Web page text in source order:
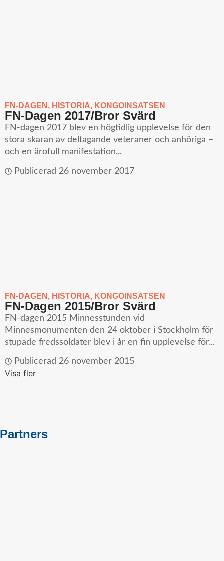
FN-DAGEN , HISTORIA, KONGOINSATSEN
FN-Dagen 2017/Bror Svärd
FN-dagen 2017 blev en högtidlig upplevelse för den
stora skaran av deltagande veteraner och anhöriga –
och en ärofull manifestation...
Publicerad 26 november 2017
FN-DAGEN , HISTORIA, KONGOINSATSEN
FN-Dagen 2015/Bror Svärd
FN-dagen 2015 Minnesstunden vid
Minnesmonumenten den 24 oktober i Stockholm för
stupade fredssoldater blev i år en fin upplevelse för...
Publicerad 26 november 2015
Visa fler
Partners